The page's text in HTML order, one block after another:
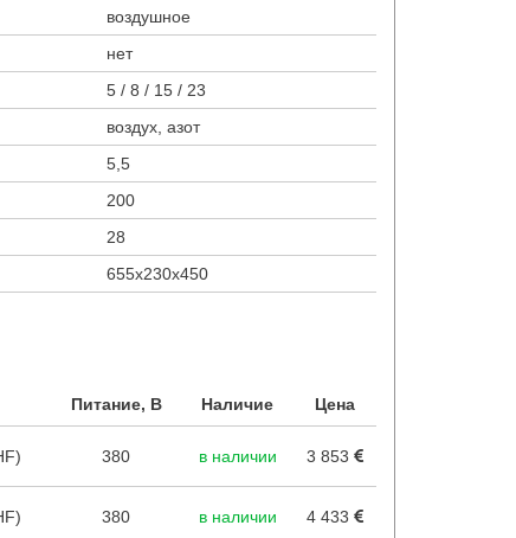
воздушное
нет
5 / 8 / 15 / 23
воздух, азот
5,5
200
28
655х230х450
Питание, В Наличие Цена
380 в наличии 3 853
380 в наличии 4 433